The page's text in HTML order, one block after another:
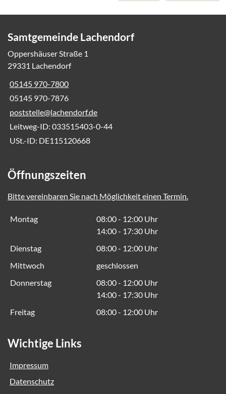
Samtgemeinde Lachendorf
Oppershäuser Straße 1
29331 Lachendorf
05145 970-7800
05145 970-7876
poststelle@lachendorf.de
Leitweg-ID: 033515403-0-44
USt.-ID: DE115120668
Öffnungszeiten
Bitte vereinbaren Sie nach Möglichkeit einen Termin.
Montag
08:00 - 12:00 Uhr
14:00 - 17:30 Uhr
Dienstag
08:00 - 12:00 Uhr
Mittwoch
geschlossen
Donnerstag
08:00 - 12:00 Uhr
14:00 - 17:30 Uhr
Freitag
08:00 - 12:00 Uhr
Wichtige Links
Impressum
Datenschutz